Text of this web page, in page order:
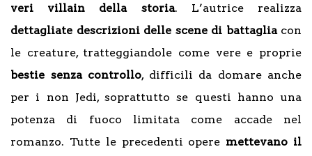
veri villain della storia. L’autrice realizza
dettagliate descrizioni delle scene di battagliacon
le creature, tratteggiandole come vere e proprie
bestie senza controllo, difficili da domare anche
per i non Jedi, soprattutto se questi hanno una
potenza di fuoco limitata come accade nel
romanzo. Tutte le precedenti opere mettevano il